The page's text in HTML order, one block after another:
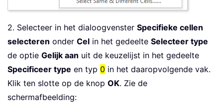
2. Selecteer in het dialoogvenster Specifieke cellen
selecteren onder Cel in het gedeelte Selecteer type
de optie Gelijk aan uit de keuzelijst in het gedeelte
Specificeer type en typ 0 in het daaropvolgende vak.
Klik ten slotte op de knop OK. Zie de
schermafbeelding: